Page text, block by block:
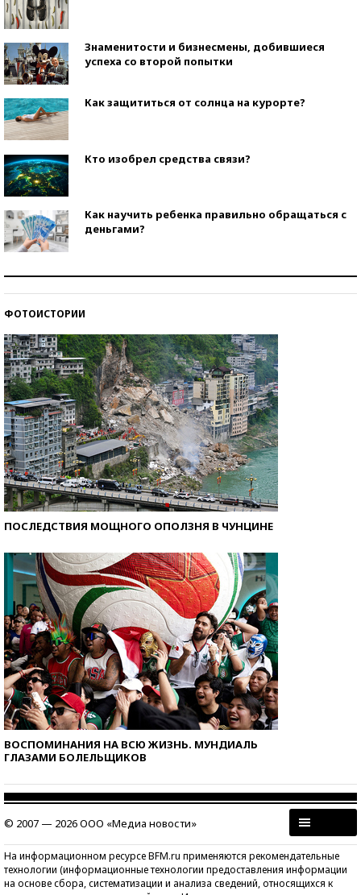
Знаменитости и бизнесмены, добившиеся
успеха со второй попытки
Как защититься от солнца на курорте?
Кто изобрел средства связи?
Как научить ребенка правильно обращаться с
деньгами?
ФОТОИСТОРИИ
ПОСЛЕДСТВИЯ МОЩНОГО ОПОЛЗНЯ В ЧУНЦИНЕ
ВОСПОМИНАНИЯ НА ВСЮ ЖИЗНЬ. МУНДИАЛЬ
ГЛАЗАМИ БОЛЕЛЬЩИКОВ
© 2007 — 2026 ООО «Медиа новости»
На информационном ресурсе BFM.ru применяются рекомендательные
технологии (информационные технологии предоставления информации
на основе сбора, систематизации и анализа сведений, относящихся к